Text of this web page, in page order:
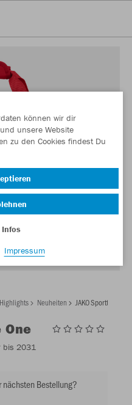
Highlights Neuheiten JAKO Sporttasche
bis 2031
Bestellung?
können wir dir
unsere Website
zu den Cookies findest Du
Impressum